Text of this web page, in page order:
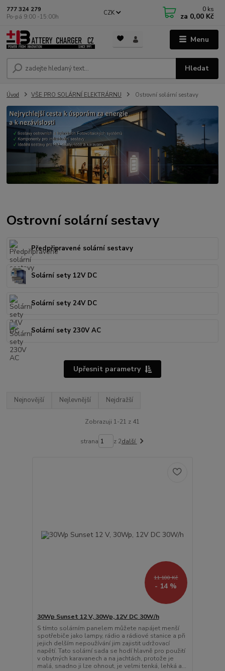
Menu
CZK
Hledat
777 324 279
Po-pá 9:00 -15:00h
0 ks
za 0,00 Kč
Úvod VŠE PRO SOLÁRNÍ ELEKTRÁRNU Ostrovní solární sestavy
Ostrovní solární sestavy
Předpřipravené solární sestavy
Solární sety 12V DC
Solární sety 24V DC
Solární sety 230V AC
Upřesnit parametry
Nejnovější Nejlevnější Nejdražší
Zobrazuji 1-21 z 41
strana z 2další
11 100 Kč
- 14 %
30Wp Sunset 12 V, 30Wp, 12V DC 30W/h
S tímto solárním panelem můžete napájet menší
spotřebiče jako lampy, rádio a rádiové stanice a při
jejich delším nepoužívání jim zajistit udržovací
napětí. Tato solární sada se hodí hlavně pro použití
v obytných karavanech a na jachtách, protože je
malá, snadno ji lze ohnout, je velmi tenká, lehká a...